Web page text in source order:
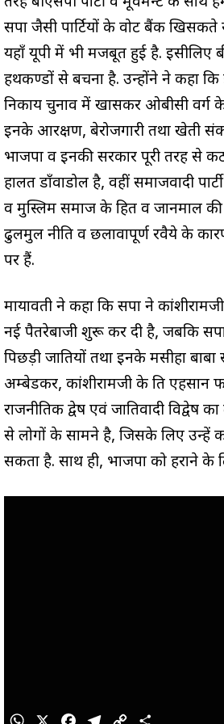
सपा जैसी पार्टियों के वोट बैंक खिसकते
यहाँ यूपी में भी मजबूत हुई है. इसीलिए
हथकण्डों से बचना है. उन्होंने ने कहा
निकाय चुनाव में खासकर ओबीसी वर्ग
इनके आरक्षण, बेरोजगारी तथा खेती
भाजपा व इनकी सरकार पूरी तरह से
हालत डाँवाडोल है, वहीं समाजवादी
व मुस्लिम समाज के हित व जानमाल
ढुलमुल नीति व छलावापूर्ण रवैये के
पर हैं.
मायावती ने कहा कि सपा ने
नई पैतरेबाजी शुरू कर दी है, जबकि
पिछड़ी जातियों तथा इनके मसीहा बाबा
अम्बेडकर, कांशीरामजी के प्रति एहसान
राजनीतिक द्वेष एवं जातिवादी विद्वेष
से लोगों के सामने है, जिसके लिए उन्हें
सकता है. साथ ही, भाजपा को हराने के
W